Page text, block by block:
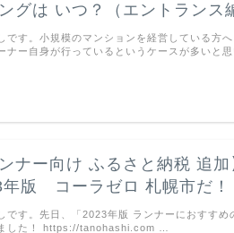
グは いつ？（エントランス
です。小規模のマンションを経営している方
ナー自身が行っているというケースが多いと
ンナー向け ふるさと納税 追
年版 コーラゼロ 札幌市だ！
です。先日、「2023年版 ランナーにおすすめ
した！ https://tanohashi.com …